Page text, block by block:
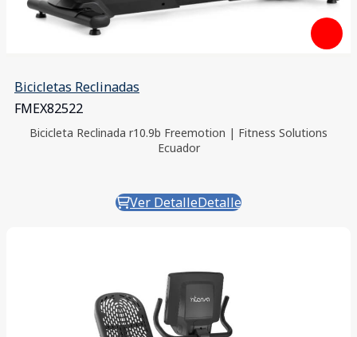
Bicicletas Reclinadas
FMEX82522
Bicicleta Reclinada r10.9b Freemotion | Fitness Solutions
Ecuador
Ver DetalleDetalle